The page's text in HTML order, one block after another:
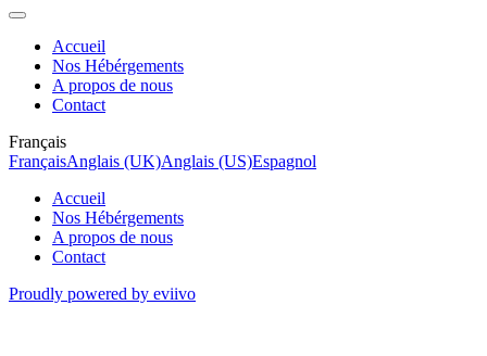
Accueil
Nos Hébérgements
A propos de nous
Contact
Français
FrançaisAnglais (UK)Anglais (US)Espagnol
Accueil
Nos Hébérgements
A propos de nous
Contact
Proudly powered by eviivo